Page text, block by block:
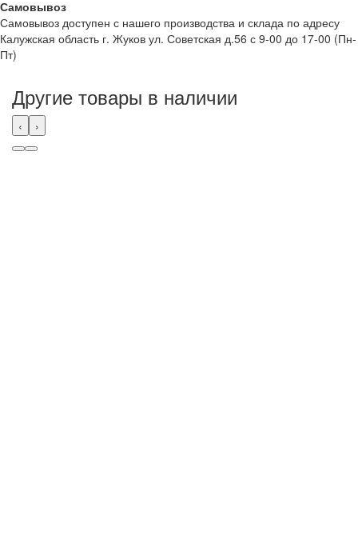
Самовывоз
Самовывоз доступен с нашего производства и склада по адресу
Калужская область г. Жуков ул. Советская д.56 с 9-00 до 17-00 (Пн-
Пт)
Другие товары в наличии
‹ ›